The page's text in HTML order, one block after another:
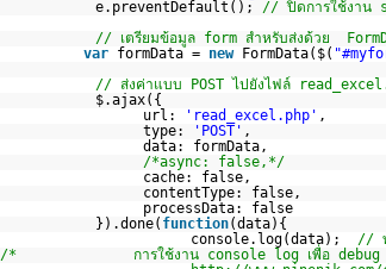
e.preventDefault();
// ปิดการใช้งาน
// เตรียมข้อมูล form สำหรับส่งด้วย
var formData = new FormData($(
// ส่งค่าแบบ POST ไปยังไฟล์
$.ajax({
url: 'read_excel.php' ,
type: 'POST' ,
data: formData,
/*async: false,*/
cache: false,
contentType: false,
processData: false
}).done( function(data){
console.log(data);
//
/* การใช้งาน console log เพื่อ debug